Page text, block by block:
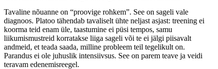
Tavaline nõuanne on “proovige rohkem”. See on sageli vale
diagnoos. Platoo tähendab tavaliselt ühte neljast asjast: treening ei
koorma teid enam üle, taastumine ei püsi tempos, samu
liikumismustreid korratakse liiga sageli või te ei jälgi piisavalt
andmeid, et teada saada, milline probleem teil tegelikult on.
Parandus ei ole juhuslik intensiivsus. See on parem teave ja veidi
teravam edenemisreegel.